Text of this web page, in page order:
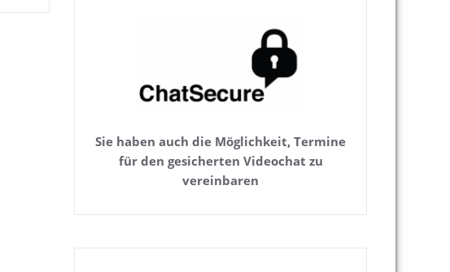
Sie haben auch die Möglichkeit, Termine
für den gesicherten Videochat zu
vereinbaren